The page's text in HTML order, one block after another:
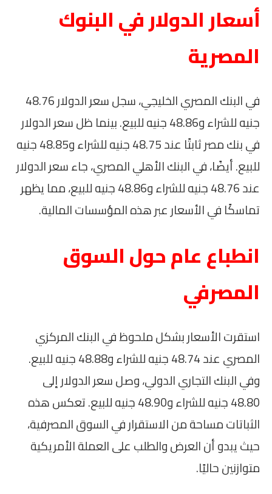
أسعار الدولار في البنوك
المصرية
في البنك المصري الخليجي، سجل سعر الدولار 48.76
جنيه للشراء و48.86 جنيه للبيع. بينما ظل سعر الدولار
في بنك مصر ثابتًا عند 48.75 جنيه للشراء و48.85 جنيه
للبيع. أيضًا، في البنك الأهلي المصري، جاء سعر الدولار
عند 48.76 جنيه للشراء و48.86 جنيه للبيع، مما يظهر
تماسكًا في الأسعار عبر هذه المؤسسات المالية.
انطباع عام حول السوق
المصرفي
استقرت الأسعار بشكل ملحوظ في البنك المركزي
المصري عند 48.74 جنيه للشراء و48.88 جنيه للبيع.
وفي البنك التجاري الدولي، وصل سعر الدولار إلى
48.80 جنيه للشراء و48.90 جنيه للبيع. تعكس هذه
الثباتات مساحة من الاستقرار في السوق المصرفية،
حيث يبدو أن العرض والطلب على العملة الأمريكية
متوازنين حاليًا.